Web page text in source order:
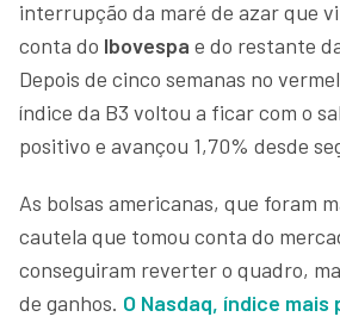
interrupção da maré de azar que
conta do Ibovespa e do restante
Depois de cinco semanas no
índice da B3 voltou a ficar com o
positivo e avançou 1,70% desde
As bolsas americanas, que foram
cautela que tomou conta do
conseguiram reverter o quadro,
de ganhos. O Nasdaq, índice mais